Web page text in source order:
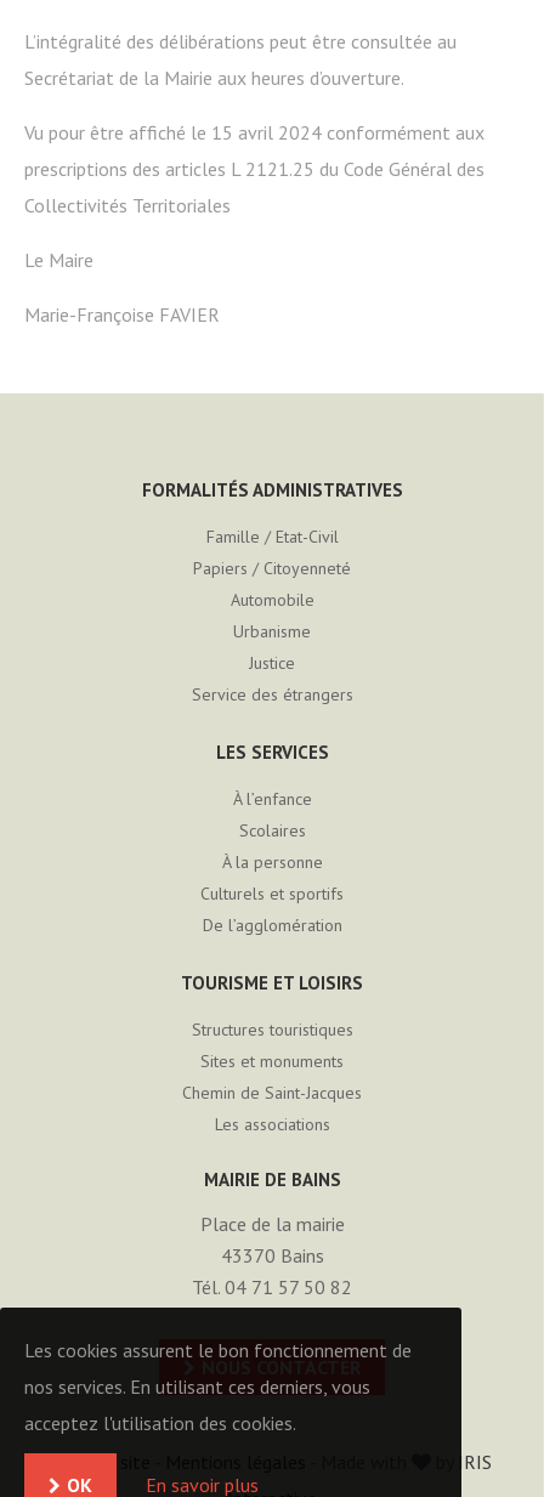
L’intégralité des délibérations peut être consultée au
Secrétariat de la Mairie aux heures d’ouverture.
Vu pour être affiché le 15 avril 2024 conformément aux
prescriptions des articles L 2121.25 du Code Général des
Collectivités Territoriales
Le Maire
Marie-Françoise FAVIER
FORMALITÉS ADMINISTRATIVES
Famille / Etat-Civil
Papiers / Citoyenneté
Automobile
Urbanisme
Justice
Service des étrangers
LES SERVICES
À l’enfance
Scolaires
À la personne
Culturels et sportifs
De l’agglomération
TOURISME ET LOISIRS
Structures touristiques
Sites et monuments
Chemin de Saint-Jacques
Les associations
MAIRIE DE BAINS
Place de la mairie
43370 Bains
Tél. 04 71 57 50 82
Plan du site
IRIS
Les cookies assurent le bon fonctionnement de
nos services. En utilisant ces derniers, vous
acceptez l'utilisation des cookies.
OK En savoir plus